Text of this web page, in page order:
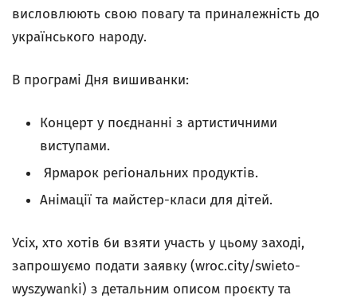
висловлюють свою повагу та приналежність до
українського народу.
В програмі Дня вишиванки:
Концерт у поєднанні з артистичними
виступами.
Ярмарок регіональних продуктів.
Анімації та майстер-класи для дітей.
Усіх, хто хотів би взяти участь у цьому заході,
запрошуємо подати заявку (wroc.city/swieto-
wyszywanki) з детальним описом проєкту та